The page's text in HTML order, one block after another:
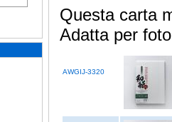
Questa carta
Adatta per
AWGIJ-3320